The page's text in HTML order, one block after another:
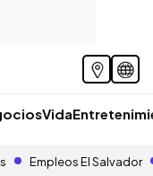
Vida
Empleos El Salvador